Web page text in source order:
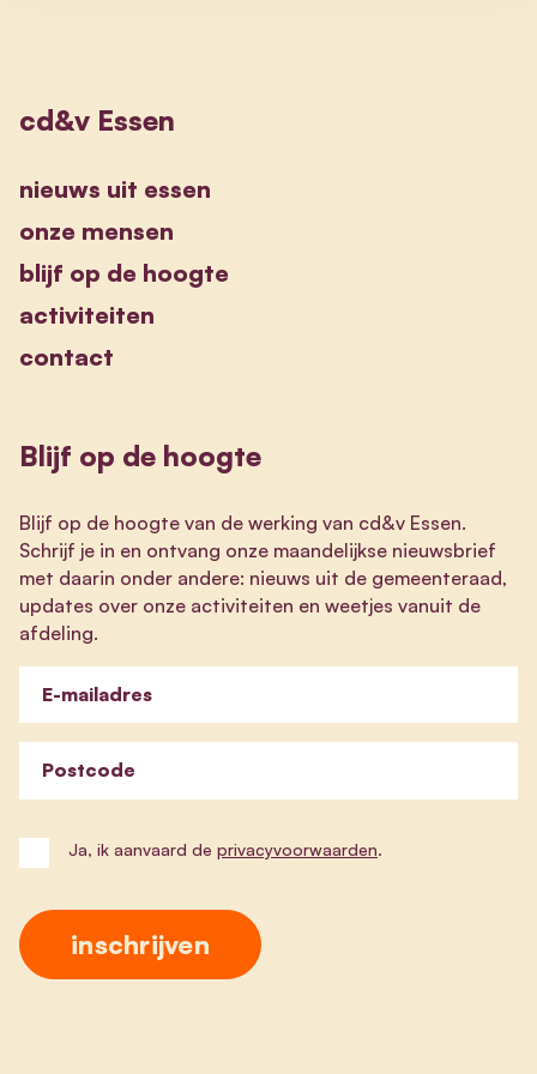
cd&v Essen
nieuws uit essen
onze mensen
blijf op de hoogte
activiteiten
contact
Blijf op de hoogte
Blijf op de hoogte van de werking van cd&v Essen.
Schrijf je in en ontvang onze maandelijkse nieuwsbrief
met daarin onder andere: nieuws uit de gemeenteraad,
updates over onze activiteiten en weetjes vanuit de
afdeling.
E-mailadres
Postcode
Ja, ik aanvaard de privacyvoorwaarden.